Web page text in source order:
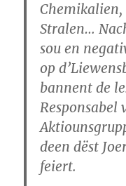
Stralen…
sou en
op
bannent de
Responsabel
deen dëst
feiert.